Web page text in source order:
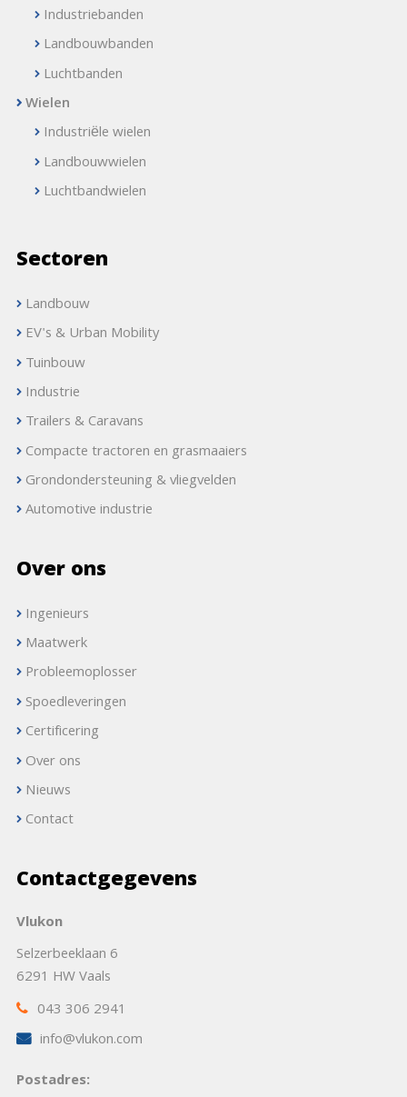
Industriebanden
Landbouwbanden
Luchtbanden
Wielen
Industriële wielen
Landbouwwielen
Luchtbandwielen
Sectoren
Landbouw
EV's & Urban Mobility
Tuinbouw
Industrie
Trailers & Caravans
Compacte tractoren en grasmaaiers
Grondondersteuning & vliegvelden
Automotive industrie
Over ons
Ingenieurs
Maatwerk
Probleemoplosser
Spoedleveringen
Certificering
Over ons
Nieuws
Contact
Contactgegevens
Vlukon
Selzerbeeklaan 6
6291 HW Vaals
043 306 2941
info@vlukon.com
Postadres: